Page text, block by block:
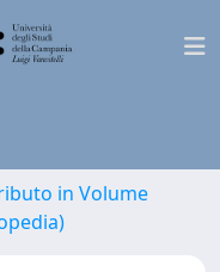
in Volume